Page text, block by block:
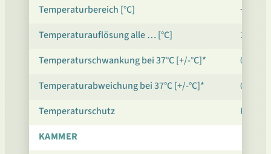
Temperaturbereich [°C]
Temperaturauflösung alle … [°C]
1
Temperaturschwankung bei 37°C [+/-°C]*
0,3
Temperaturabweichung bei 37°C [+/-°C]*
0,5
Temperaturschutz
Klasse
KAMMER